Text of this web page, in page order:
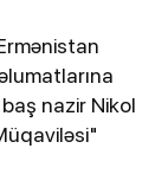
nazir Nikol